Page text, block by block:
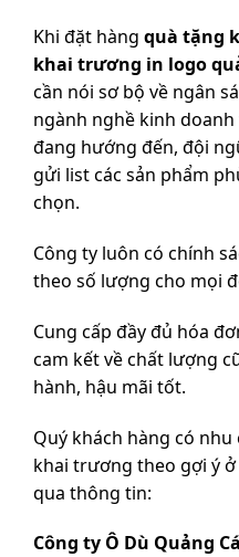
Khi đặt hàng quà tặng
khai trương in logo
cần nói sơ bộ về ngân
ngành nghề kinh
đang hướng đến, đội
gửi list các sản phẩm
chọn.
Công ty luôn có chính
theo số lượng cho mọi
Cung cấp đầy đủ hóa
cam kết về chất lượng
hành, hậu mãi tốt.
Quý khách hàng có
khai trương theo gợi ý
qua thông tin:
Công ty Ô Dù Quảng